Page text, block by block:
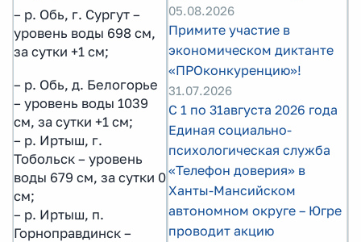
– р. Обь, г. Сургут –
уровень воды 698 см,
за сутки +1 см;
– р. Обь, д. Белогорье
– уровень воды 1039
см, за сутки +1 см;
– р. Иртыш, г.
Тобольск – уровень
воды 679 см, за сутки 0
см;
– р. Иртыш, п.
Горноправдинск –
05.08.2026
Примите участие в
экономическом диктанте
«ПРОконкуренцию»!
31.07.2026
С 1 по 31августа 2026 года
Единая социально-
психологическая служба
«Телефон доверия» в
Ханты-Мансийском
автономном округе – Югре
проводит акцию